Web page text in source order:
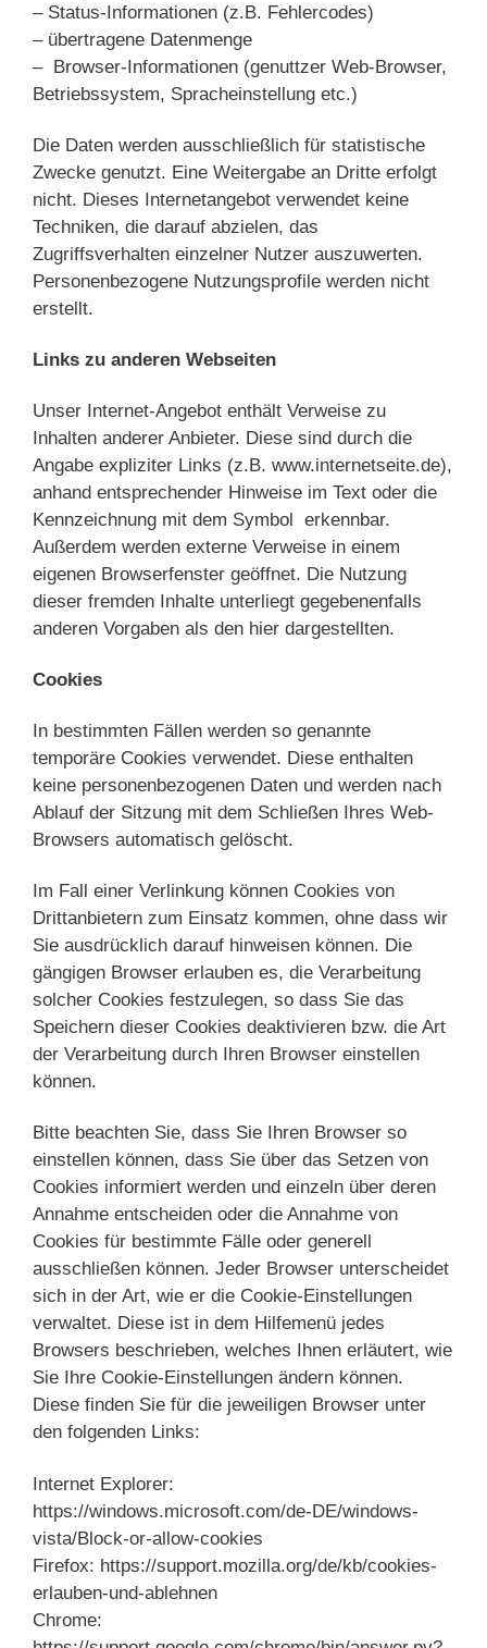
– Status-Informationen (z.B. Fehlercodes)
– übertragene Datenmenge
– Browser-Informationen (genuttzer Web-Browser,
Betriebssystem, Spracheinstellung etc.)
Die Daten werden ausschließlich für statistische
Zwecke genutzt. Eine Weitergabe an Dritte erfolgt
nicht. Dieses Internetangebot verwendet keine
Techniken, die darauf abzielen, das
Zugriffsverhalten einzelner Nutzer auszuwerten.
Personenbezogene Nutzungsprofile werden nicht
erstellt.
Links zu anderen Webseiten
Unser Internet-Angebot enthält Verweise zu
Inhalten anderer Anbieter. Diese sind durch die
Angabe expliziter Links (z.B. www.internetseite.de),
anhand entsprechender Hinweise im Text oder die
Kennzeichnung mit dem Symbol erkennbar.
Außerdem werden externe Verweise in einem
eigenen Browserfenster geöffnet. Die Nutzung
dieser fremden Inhalte unterliegt gegebenenfalls
anderen Vorgaben als den hier dargestellten.
Cookies
In bestimmten Fällen werden so genannte
temporäre Cookies verwendet. Diese enthalten
keine personenbezogenen Daten und werden nach
Ablauf der Sitzung mit dem Schließen Ihres Web-
Browsers automatisch gelöscht.
Im Fall einer Verlinkung können Cookies von
Drittanbietern zum Einsatz kommen, ohne dass wir
Sie ausdrücklich darauf hinweisen können. Die
gängigen Browser erlauben es, die Verarbeitung
solcher Cookies festzulegen, so dass Sie das
Speichern dieser Cookies deaktivieren bzw. die Art
der Verarbeitung durch Ihren Browser einstellen
können.
Bitte beachten Sie, dass Sie Ihren Browser so
einstellen können, dass Sie über das Setzen von
Cookies informiert werden und einzeln über deren
Annahme entscheiden oder die Annahme von
Cookies für bestimmte Fälle oder generell
ausschließen können. Jeder Browser unterscheidet
sich in der Art, wie er die Cookie-Einstellungen
verwaltet. Diese ist in dem Hilfemenü jedes
Browsers beschrieben, welches Ihnen erläutert, wie
Sie Ihre Cookie-Einstellungen ändern können.
Diese finden Sie für die jeweiligen Browser unter
den folgenden Links:
Internet Explorer:
https://windows.microsoft.com/de-DE/windows-
vista/Block-or-allow-cookies
Firefox: https://support.mozilla.org/de/kb/cookies-
erlauben-und-ablehnen
Chrome: